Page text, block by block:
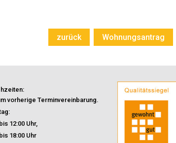
zurück Wohnungsantrag
vorherige Terminvereinbarung.
12:00 Uhr,
18:00 Uhr